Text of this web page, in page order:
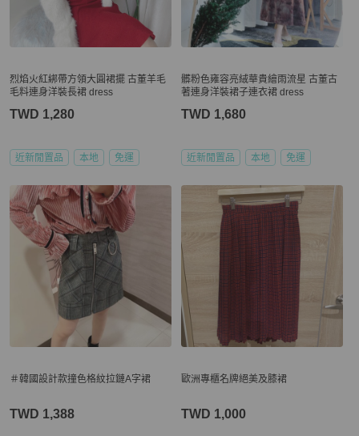
烈焰火紅綁帶方領大圓裙擺 古董羊毛
毛料連身洋裝長裙 dress
TWD 1,280
近新閒置品 本地 免運
髒粉色雍容亮絨華貴繪雨流星 古董古
著連身洋裝裙子連衣裙 dress
TWD 1,680
近新閒置品 本地 免運
＃韓國設計款撞色格紋拉鏈A字裙
TWD 1,388
歐洲專櫃名牌絕美及膝裙
TWD 1,000